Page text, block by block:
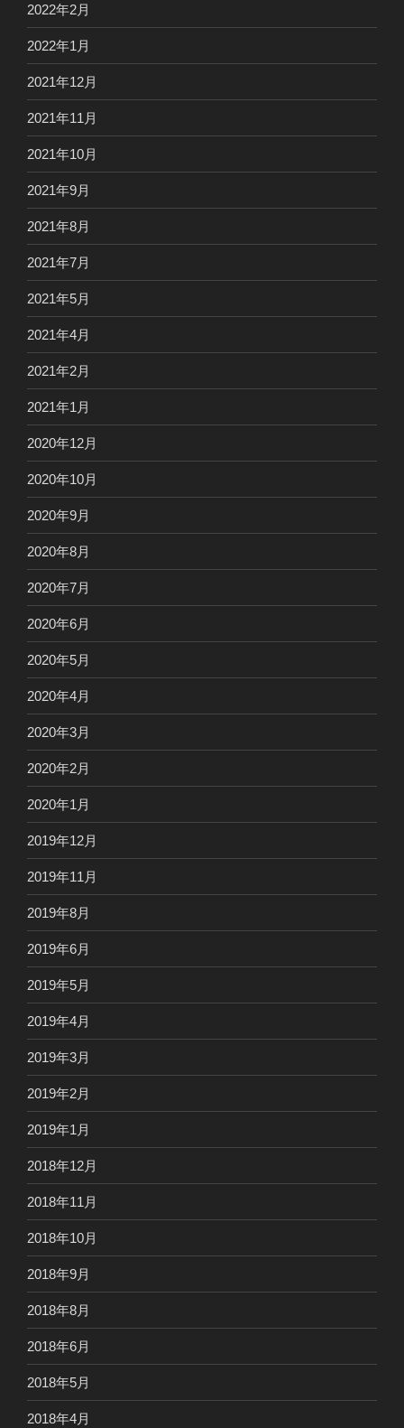
2022年2月
2022年1月
2021年12月
2021年11月
2021年10月
2021年9月
2021年8月
2021年7月
2021年5月
2021年4月
2021年2月
2021年1月
2020年12月
2020年10月
2020年9月
2020年8月
2020年7月
2020年6月
2020年5月
2020年4月
2020年3月
2020年2月
2020年1月
2019年12月
2019年11月
2019年8月
2019年6月
2019年5月
2019年4月
2019年3月
2019年2月
2019年1月
2018年12月
2018年11月
2018年10月
2018年9月
2018年8月
2018年6月
2018年5月
2018年4月